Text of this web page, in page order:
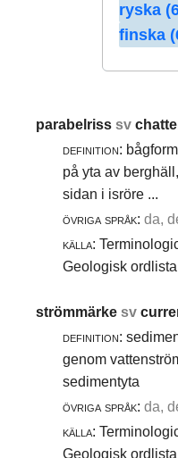
ryska
finska
parabelrisssv
definition:
på yta av
sidan i isröre ...
övriga språk: da,
källa:
Geologisk
strömmärkesv
definition:
genom
sedimentyta
övriga språk: da,
källa:
Geologisk